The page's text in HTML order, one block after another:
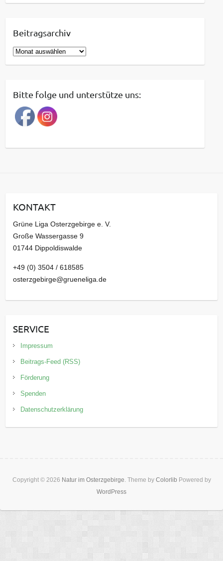
Beitragsarchiv
B
e
r
a
g
a
v
Bitte folge und unterstütze uns:
KONTAKT
Grüne Liga Osterzgebirge e. V.
Große Wassergasse 9
01744 Dippoldiswalde
+49 (0) 3504 / 618585
osterzgebirge@grueneliga.de
SERVICE
Impressum
Beitrags-Feed (RSS)
Förderung
Spenden
Datenschutzerklärung
Copyright © 2026 Natur im Osterzgebirge. Theme by Colorlib Powered by
WordPress